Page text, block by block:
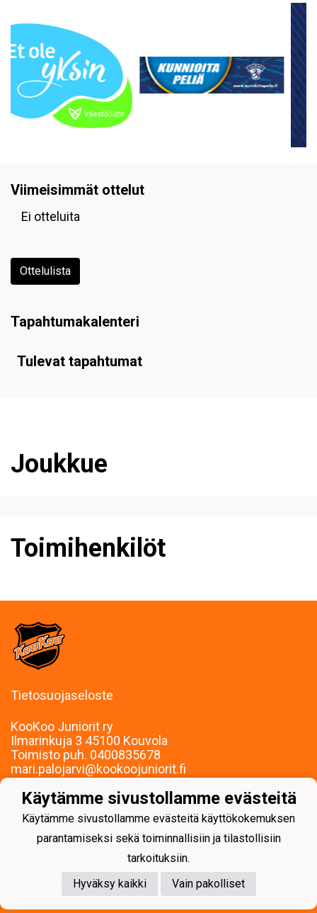
Viimeisimmät ottelut
Ei otteluita
Ottelulista
Tapahtumakalenteri
Tulevat tapahtumat
Joukkue
Toimihenkilöt
Tietosuojaseloste
KooKoo Juniorit ry
Ilmarinkuja 3 45100 Kouvola
Toimisto puh. 0400835678
mari.palojarvi@kookoojuniorit.fi
Toimisto palvelee:
Ma-To klo 9-15
Muina aikoina sopimuksen mukaan.
Powered by
Käytämme sivustollamme evästeitä
Käytämme sivustollamme evästeitä käyttökokemuksen
parantamiseksi sekä toiminnallisiin ja tilastollisiin
tarkoituksiin.
Hyväksy kaikki
Vain pakolliset